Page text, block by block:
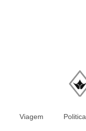
Viagem Politica